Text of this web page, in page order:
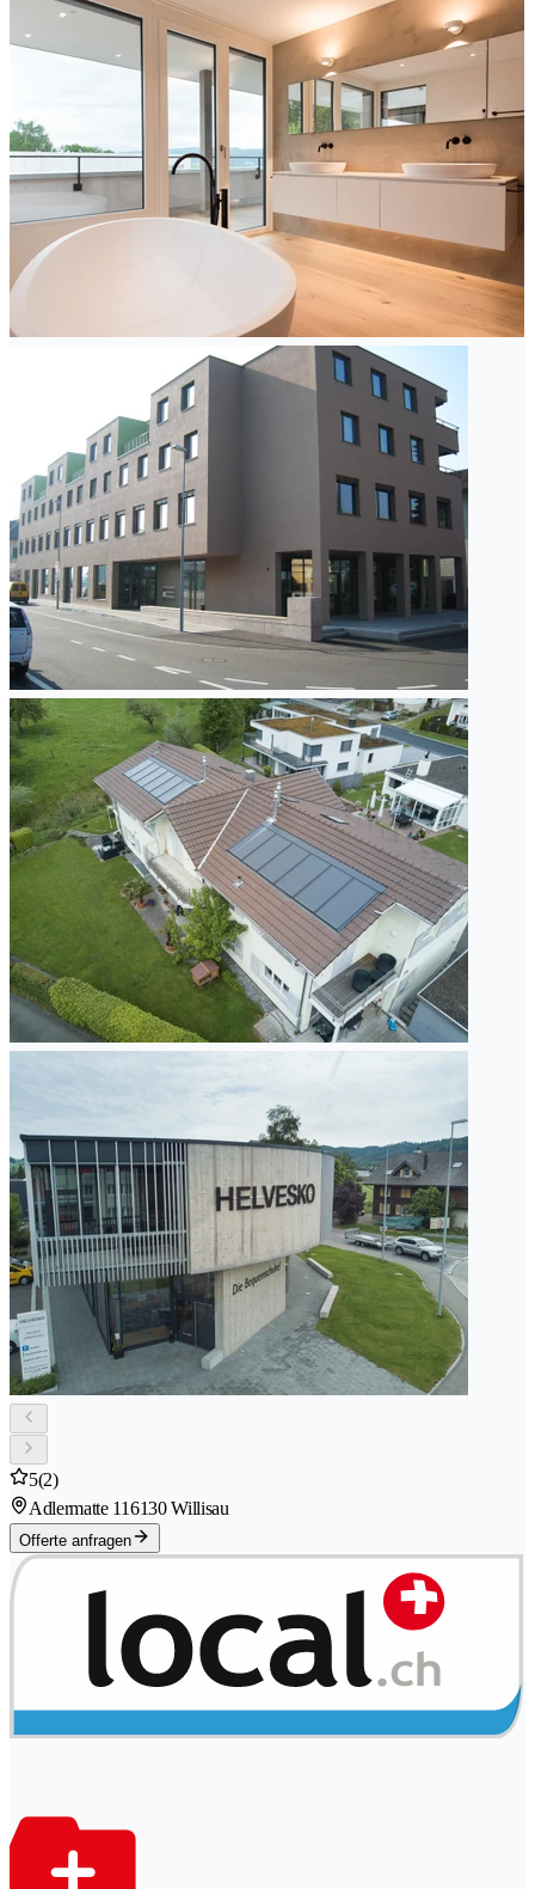
5(2)
Adlermatte 116130 Willisau
Offerte anfragen